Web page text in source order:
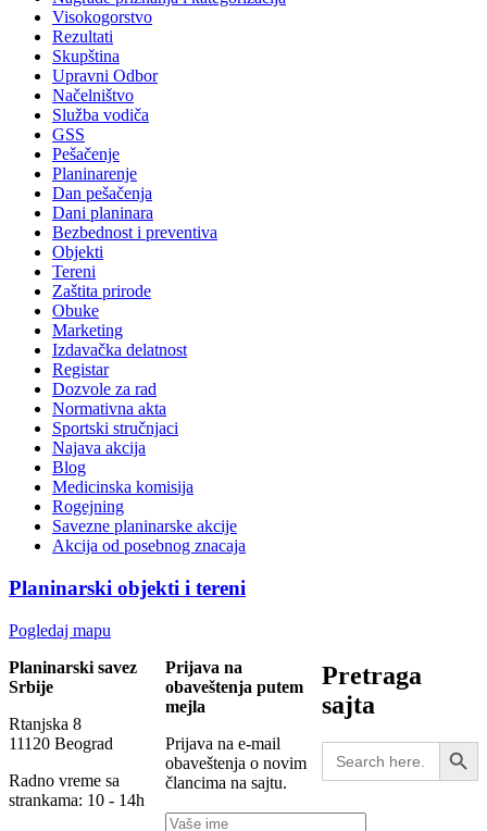
Visokogorstvo
Rezultati
Skupština
Upravni Odbor
Načelništvo
Služba vodiča
GSS
Pešačenje
Planinarenje
Dan pešačenja
Dani planinara
Bezbednost i preventiva
Objekti
Tereni
Zaštita prirode
Obuke
Marketing
Izdavačka delatnost
Registar
Dozvole za rad
Normativna akta
Sportski stručnjaci
Najava akcija
Blog
Medicinska komisija
Rogejning
Savezne planinarske akcije
Akcija od posebnog znacaja
Planinarski objekti i tereni
Pogledaj mapu
Planinarski savez
Srbije
Rtanjska 8
11120 Beograd
Radno vreme sa
strankama: 10 - 14h
Prijava na
obaveštenja putem
mejla
Prijava na e-mail
obaveštenja o novim
člancima na sajtu.
Pretraga
sajta
Search
for:
Search Button